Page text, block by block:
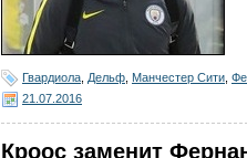
Гвардиола Дельф Манчестер Сити
21.07.2016
Кроос заменит